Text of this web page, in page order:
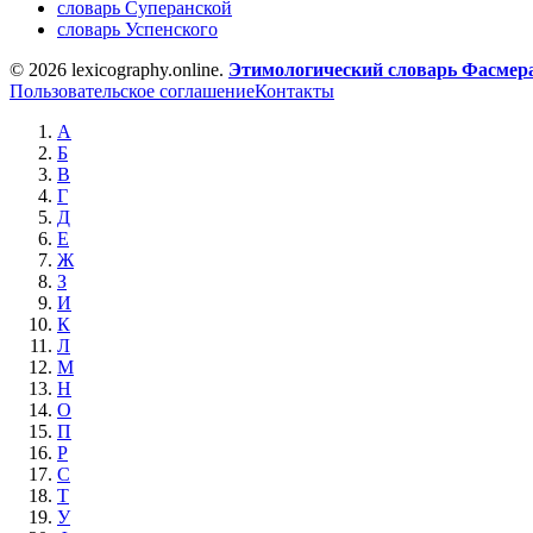
словарь Суперанской
словарь Успенского
© 2026 lexicography.online. Этимологический словарь
Пользовательское соглашениеКонтакты
А
Б
В
Г
Д
Е
Ж
З
И
К
Л
М
Н
О
П
Р
С
Т
У